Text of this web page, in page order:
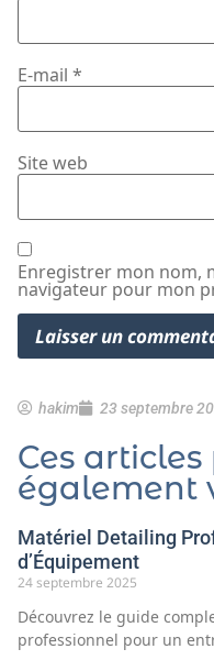
E-mail *
Site web
Enregistrer mon nom,
navigateur pour mon
hakim 23 septembre
Ces
également
Matériel Detailing
d’Équipement
24 septembre 2025
Découvrez le guide
professionnel pour un